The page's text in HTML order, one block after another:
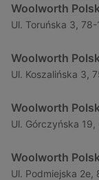
Woolworth
Ul. Toruńska 3, 78-
Woolworth
Ul. Koszalińska 3,
Woolworth
Ul. Górczyńska
Woolworth
Ul. Podmiejska